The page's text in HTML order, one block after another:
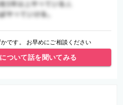
です。 お早めにご相談ください
ついて話を聞いてみる